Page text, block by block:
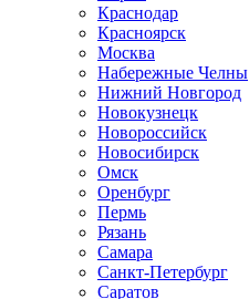
Краснодар
Красноярск
Москва
Набережные Челны
Нижний Новгород
Новокузнецк
Новороссийск
Новосибирск
Омск
Оренбург
Пермь
Рязань
Самара
Санкт-Петербург
Саратов